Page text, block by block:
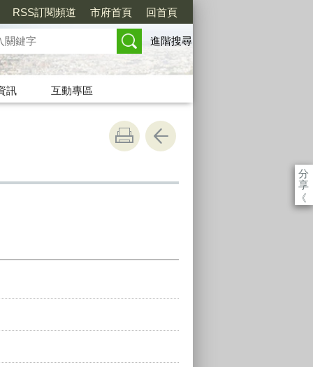
RSS訂閱頻道 市府首頁 回首頁
進階搜尋
訊
互動專區
分
享
《